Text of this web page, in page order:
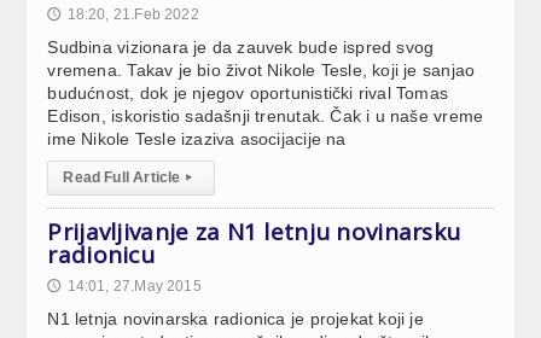
🕔 18:20, 21.Feb 2022
Sudbina vizionara je da zauvek bude ispred svog
vremena. Takav je bio život Nikole Tesle, koji je sanjao
budućnost, dok je njegov oportunistički rival Tomas
Edison, iskoristio sadašnji trenutak. Čak i u naše vreme
ime Nikole Tesle izaziva asocijacije na
Read Full Article ▸
Prijavljivanje za N1 letnju novinarsku
radionicu
🕔 14:01, 27.May 2015
N1 letnja novinarska radionica je projekat koji je